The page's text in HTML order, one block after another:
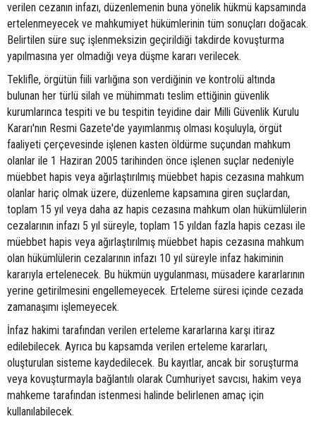
verilen cezanın infazı, düzenlemenin buna yönelik hükmü kapsamında
ertelenmeyecek ve mahkumiyet hükümlerinin tüm sonuçları doğacak.
Belirtilen süre suç işlenmeksizin geçirildiği takdirde kovuşturma
yapılmasına yer olmadığı veya düşme kararı verilecek.
Teklifle, örgütün fiili varlığına son verdiğinin ve kontrolü altında
bulunan her türlü silah ve mühimmatı teslim ettiğinin güvenlik
kurumlarınca tespiti ve bu tespitin teyidine dair Milli Güvenlik Kurulu
Kararı'nın Resmi Gazete'de yayımlanmış olması koşuluyla, örgüt
faaliyeti çerçevesinde işlenen kasten öldürme suçundan mahkum
olanlar ile 1 Haziran 2005 tarihinden önce işlenen suçlar nedeniyle
müebbet hapis veya ağırlaştırılmış müebbet hapis cezasına mahkum
olanlar hariç olmak üzere, düzenleme kapsamına giren suçlardan,
toplam 15 yıl veya daha az hapis cezasına mahkum olan hükümlülerin
cezalarının infazı 5 yıl süreyle, toplam 15 yıldan fazla hapis cezası ile
müebbet hapis veya ağırlaştırılmış müebbet hapis cezasına mahkum
olan hükümlülerin cezalarının infazı 10 yıl süreyle infaz hakiminin
kararıyla ertelenecek. Bu hükmün uygulanması, müsadere kararlarının
yerine getirilmesini engellemeyecek. Erteleme süresi içinde cezada
zamanaşımı işlemeyecek.
İnfaz hakimi tarafından verilen erteleme kararlarına karşı itiraz
edilebilecek. Ayrıca bu kapsamda verilen erteleme kararları,
oluşturulan sisteme kaydedilecek. Bu kayıtlar, ancak bir soruşturma
veya kovuşturmayla bağlantılı olarak Cumhuriyet savcısı, hakim veya
mahkeme tarafından istenmesi halinde belirlenen amaç için
kullanılabilecek.